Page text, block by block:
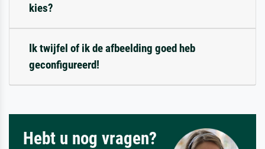
kies?
Ik twijfel of ik de afbeelding goed heb
geconfigureerd!
Hebt u nog vragen?